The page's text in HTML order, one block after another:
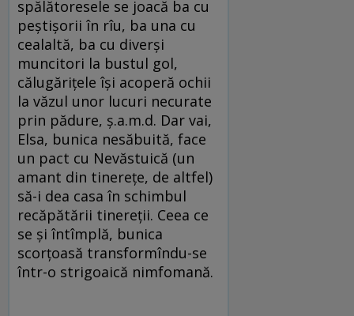
spălătoresele se joacă ba cu
peştişorii în rîu, ba una cu
cealaltă, ba cu diverşi
muncitori la bustul gol,
călugăriţele îşi acoperă ochii
la văzul unor lucuri necurate
prin pădure, ş.a.m.d. Dar vai,
Elsa, bunica nesăbuită, face
un pact cu Nevăstuică (un
amant din tinereţe, de altfel)
să-i dea casa în schimbul
recăpătării tinereţii. Ceea ce
se şi întîmplă, bunica
scorţoasă transformîndu-se
într-o strigoaică nimfomană.